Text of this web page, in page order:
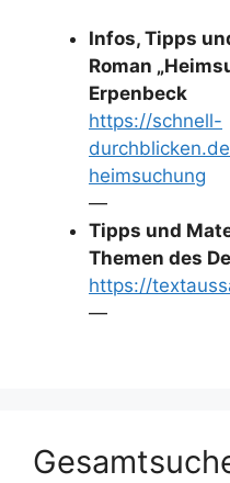
Infos, Tipps
Roman
Erpenbeck
https://schnell-
heimsuchung
—
Tipps und
Themen des
https://
—